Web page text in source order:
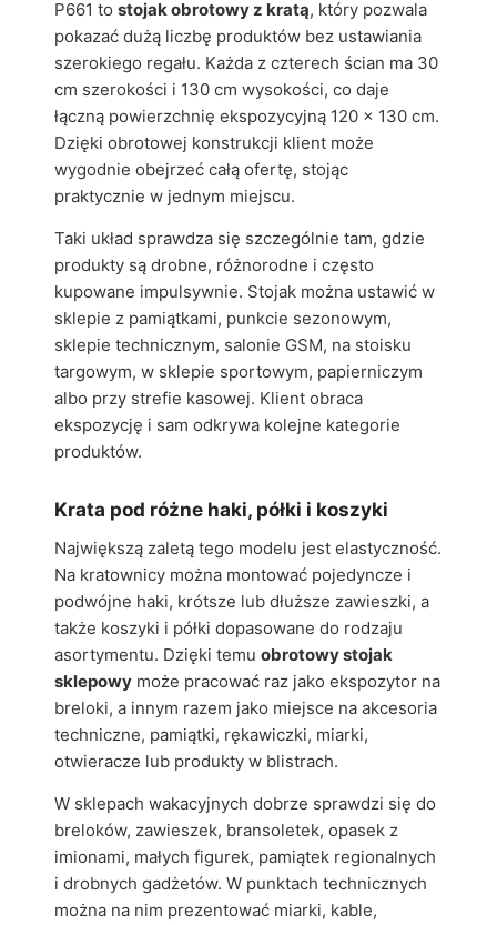
P661 to stojak obrotowy z kratą, który pozwala
pokazać dużą liczbę produktów bez ustawiania
szerokiego regału. Każda z czterech ścian ma 30
cm szerokości i 130 cm wysokości, co daje
łączną powierzchnię ekspozycyjną 120 x 130 cm.
Dzięki obrotowej konstrukcji klient może
wygodnie obejrzeć całą ofertę, stojąc
praktycznie w jednym miejscu.
Taki układ sprawdza się szczególnie tam, gdzie
produkty są drobne, różnorodne i często
kupowane impulsywnie. Stojak można ustawić w
sklepie z pamiątkami, punkcie sezonowym,
sklepie technicznym, salonie GSM, na stoisku
targowym, w sklepie sportowym, papierniczym
albo przy strefie kasowej. Klient obraca
ekspozycję i sam odkrywa kolejne kategorie
produktów.
Krata pod różne haki, półki i koszyki
Największą zaletą tego modelu jest elastyczność.
Na kratownicy można montować pojedyncze i
podwójne haki, krótsze lub dłuższe zawieszki, a
także koszyki i półki dopasowane do rodzaju
asortymentu. Dzięki temu obrotowy stojak
sklepowy może pracować raz jako ekspozytor na
breloki, a innym razem jako miejsce na akcesoria
techniczne, pamiątki, rękawiczki, miarki,
otwieracze lub produkty w blistrach.
W sklepach wakacyjnych dobrze sprawdzi się do
breloków, zawieszek, bransoletek, opasek z
imionami, małych figurek, pamiątek regionalnych
i drobnych gadżetów. W punktach technicznych
można na nim prezentować miarki, kable,